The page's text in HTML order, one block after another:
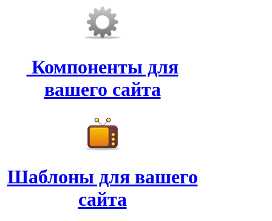
Компоненты для
вашего сайта
Шаблоны для вашего
сайта